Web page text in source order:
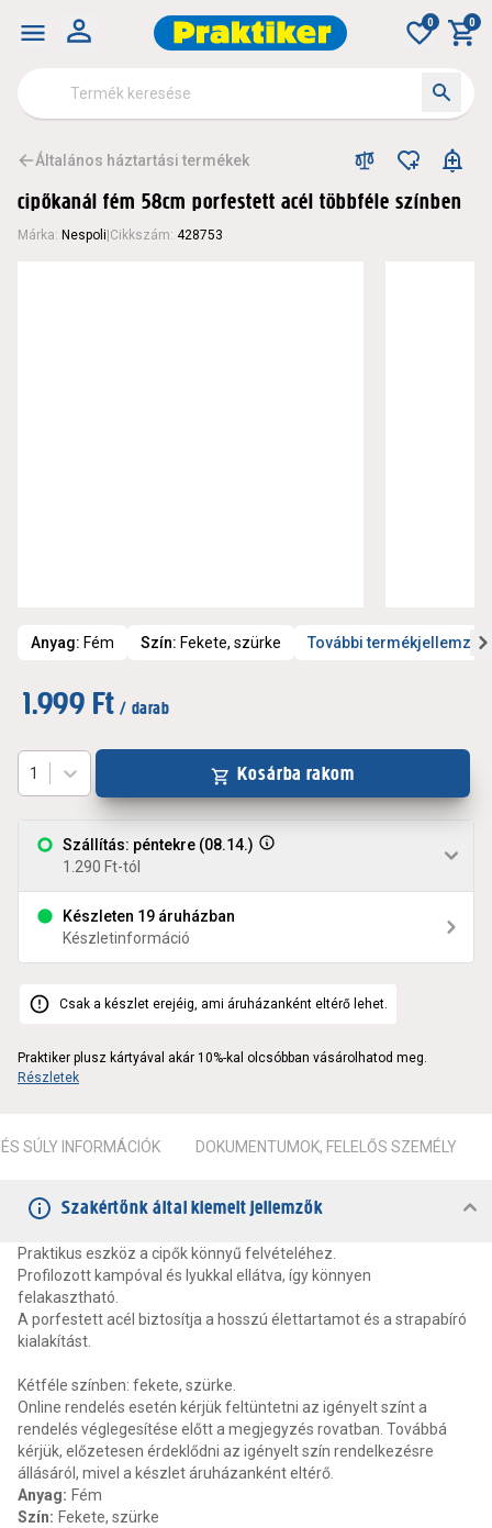
0 0
Általános háztartási termékek
cipőkanál fém 58cm porfestett acél többféle színben
Márka: Nespoli Cikkszám: 428753
Anyag: Fém Szín: Fekete, szürke További termékjellemzők
1.999 Ft / darab
Szállítás: péntekre (08.14.)
1.290 Ft-tól
Készleten 19 áruházban
Készletinformáció
1 Kosárba rakom
Csak a készlet erejéig, ami áruházanként eltérő lehet.
Praktiker plusz kártyával akár 10%-kal olcsóbban vásárolhatod meg.
Részletek
SÚLY INFORMÁCIÓK DOKUMENTUMOK, FELELŐS SZEMÉLY
Szakértőnk által kiemelt jellemzők
Praktikus eszköz a cipők könnyű felvételéhez.
Profilozott kampóval és lyukkal ellátva, így könnyen
felakasztható.
A porfestett acél biztosítja a hosszú élettartamot és a strapabíró
kialakítást.
Kétféle színben: fekete, szürke.
Online rendelés esetén kérjük feltüntetni az igényelt színt a
rendelés véglegesítése előtt a megjegyzés rovatban. Továbbá
kérjük, előzetesen érdeklődni az igényelt szín rendelkezésre
állásáról, mivel a készlet áruházanként eltérő.
Anyag: Fém
Szín: Fekete, szürke